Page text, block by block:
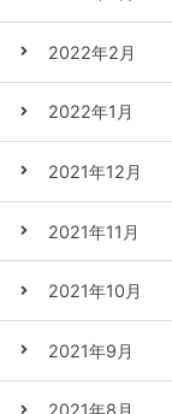
2022年2月
2022年1月
2021年12月
2021年11月
2021年10月
2021年9月